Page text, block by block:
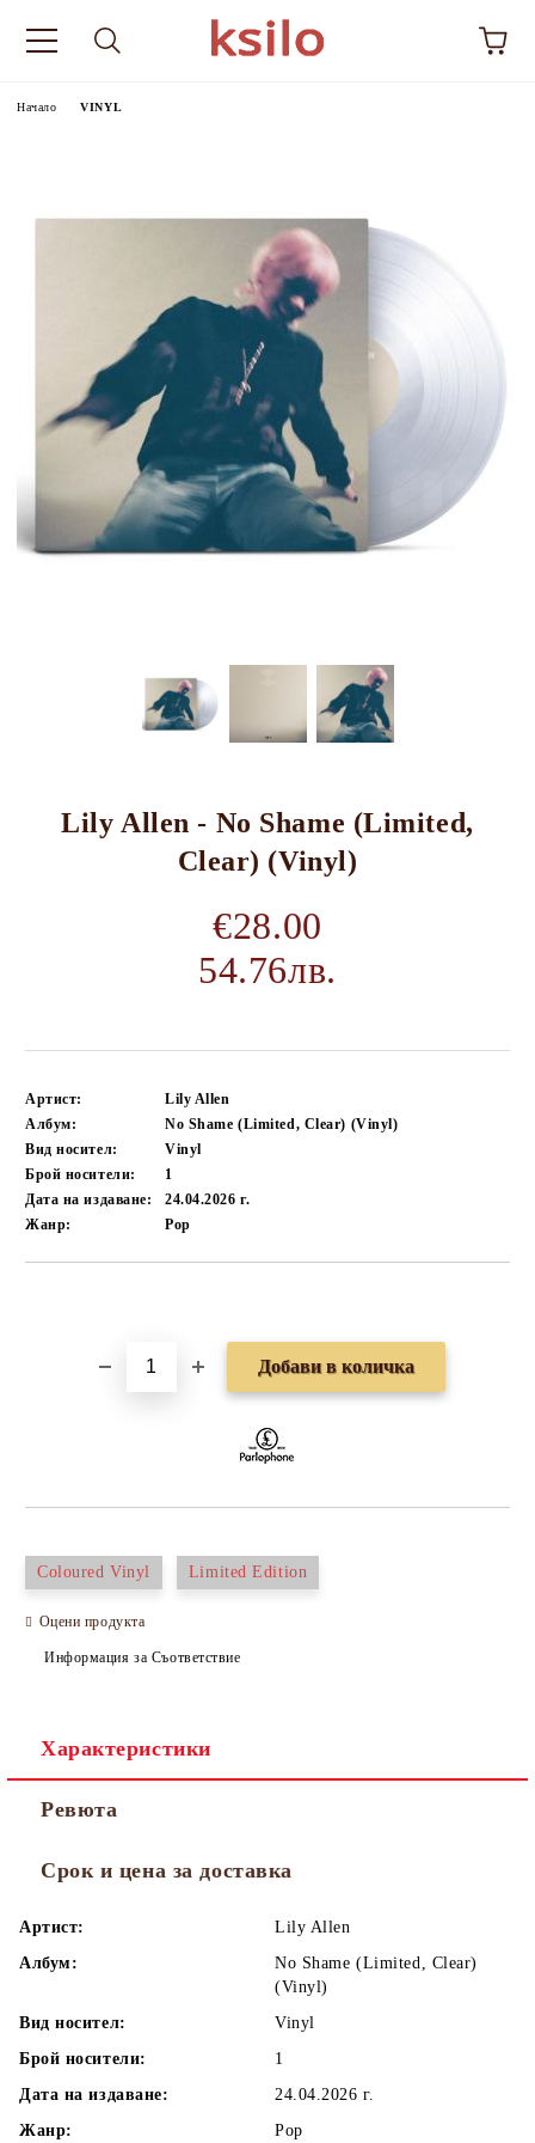
Начало VINYL
Lily Allen - No Shame (Limited,
Clear) (Vinyl)
€28.00
54.76лв.
Артист:
Lily Allen
Албум:
No Shame (Limited, Clear) (Vinyl)
Вид носител:
Vinyl
Брой носители:
1
Дата на издаване:
24.04.2026 г.
Жанр:
Pop
Coloured Vinyl Limited Edition
Оцени продукта
Информация за Съответствие
Характеристики
Ревюта
Срок и цена за доставка
Артист:
Lily Allen
Албум:
No Shame (Limited, Clear)
(Vinyl)
Вид носител:
Vinyl
Брой носители:
1
Дата на издаване:
24.04.2026 г.
Жанр:
Pop